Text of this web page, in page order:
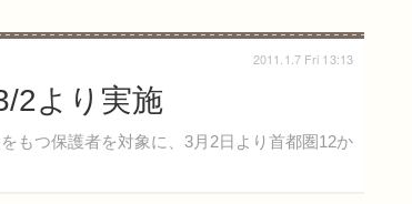
2より実施
もつ保護者を対象に、3月2日より首都圏12か
2011.1.7 Fri 13:13